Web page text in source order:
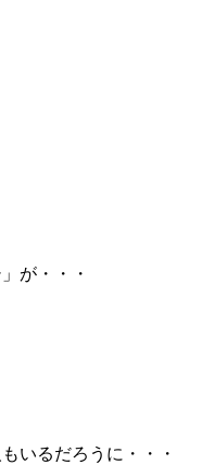
が・・・
いるだろうに・・・